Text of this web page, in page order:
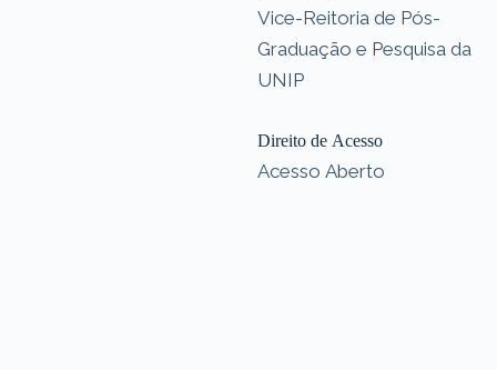
Vice-Reitoria de Pós-
Graduação e Pesquisa da
UNIP
Direito de Acesso
Acesso Aberto